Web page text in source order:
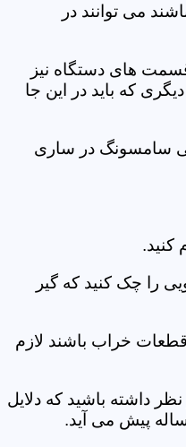
می توانند در
های دستگاه نیز
که باید در این جا
سامسونگ در ساری
کنید.
را چک کنید که گیر
خراب باشند لازم
داشته باشید که دلایل
پیش می آید.